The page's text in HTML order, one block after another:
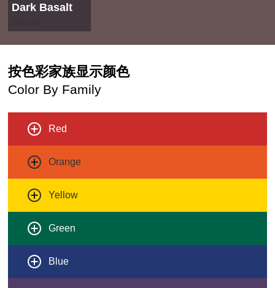
Dark Basalt
按色彩家族显示颜色
Color By Family
Red
Orange
Yellow
Green
Blue